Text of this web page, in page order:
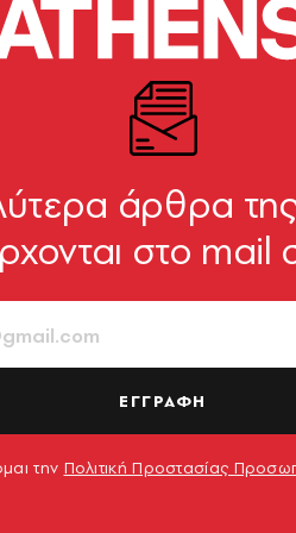
άρθρα
στο mail
ΕΓΓΡΑΦΗ
την Πολιτική Προστασίας